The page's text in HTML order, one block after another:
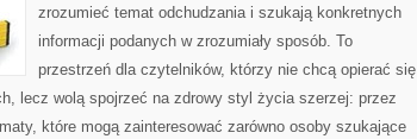
zrozumieć temat odchudzania i szukają konkretnych
informacji podanych w zrozumiały sposób. To
przestrzeń dla czytelników, którzy nie chcą opierać się
lecz wolą spojrzeć na zdrowy styl życia szerzej: przez
które mogą zainteresować zarówno osoby szukające